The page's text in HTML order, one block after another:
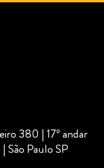
380 | 17º andar
Paulo SP